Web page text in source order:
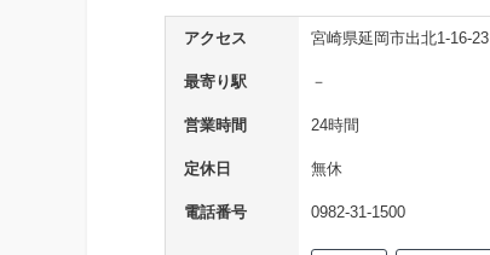
アクセス 宮崎県延岡市出北1-16-23
最寄り駅 －
営業時間 24時間
定休日 無休
電話番号 0982-31-1500